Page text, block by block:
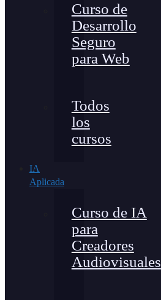
Curso de
Desarrollo
Seguro
para Web
Todos
los
cursos
IA
Aplicada
Curso de IA
para
Creadores
Audiovisuales